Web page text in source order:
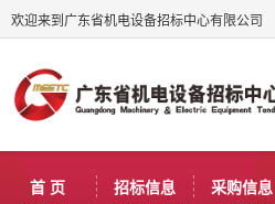
欢迎来到广东省机电设备招标中心有限公司
首 页 招标信息 采购信息